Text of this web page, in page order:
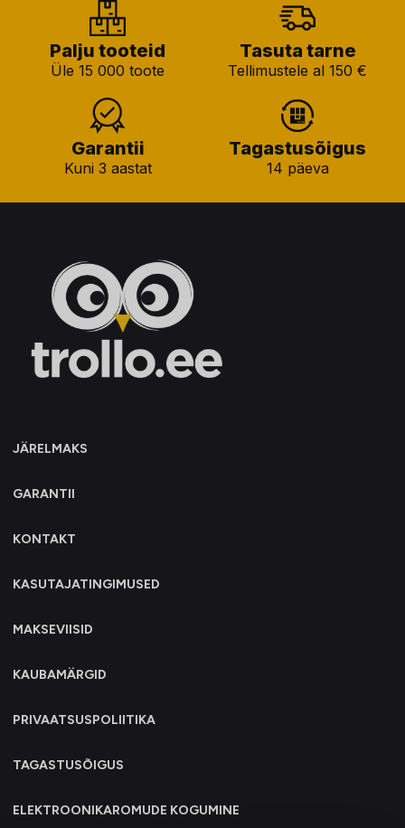
Palju tooteid
Üle 15 000 toote
Tasuta tarne
Tellimustele al 150 €
Garantii
Kuni 3 aastat
Tagastusõigus
14 päeva
JÄRELMAKS
GARANTII
KONTAKT
KASUTAJATINGIMUSED
MAKSEVIISID
KAUBAMÄRGID
PRIVAATSUSPOLIITIKA
TAGASTUSÕIGUS
ELEKTROONIKAROMUDE KOGUMINE